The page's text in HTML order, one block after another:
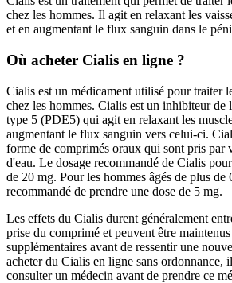
chez les hommes. Il agit en relaxant les
et en augmentant le flux sanguin dans le
Où acheter Cialis en ligne ?
Cialis est un médicament utilisé pour traiter
chez les hommes. Cialis est un inhibiteur de
type 5 (PDE5) qui agit en relaxant les
augmentant le flux sanguin vers celui-ci.
forme de comprimés oraux qui sont pris par
d'eau. Le dosage recommandé de Cialis
de 20 mg. Pour les hommes âgés de plus de
recommandé de prendre une dose de 5 mg.
Les effets du Cialis durent généralement
prise du comprimé et peuvent être
supplémentaires avant de ressentir une
acheter du Cialis en ligne sans ordonnance,
consulter un médecin avant de prendre ce